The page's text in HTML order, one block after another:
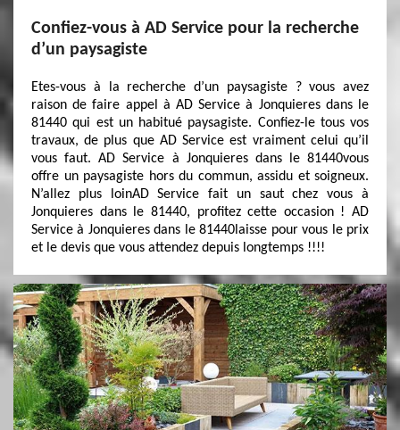
Confiez-vous à AD Service pour la recherche
d’un paysagiste
Etes-vous à la recherche d’un paysagiste ? vous avez
raison de faire appel à AD Service à Jonquieres dans le
81440 qui est un habitué paysagiste. Confiez-le tous vos
travaux, de plus que AD Service est vraiment celui qu’il
vous faut. AD Service à Jonquieres dans le 81440vous
offre un paysagiste hors du commun, assidu et soigneux.
N’allez plus loinAD Service fait un saut chez vous à
Jonquieres dans le 81440, profitez cette occasion ! AD
Service à Jonquieres dans le 81440laisse pour vous le prix
et le devis que vous attendez depuis longtemps !!!!